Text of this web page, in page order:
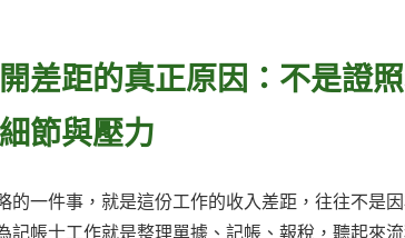
差距的真正原因：不是證
節與壓力
的一件事，就是這份工作的收入差距，往往不是
記帳士工作就是整理單據、記帳、報稅，聽起來